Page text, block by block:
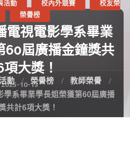
電視電影學系畢業
60屆廣播金鐘獎共
項大獎！
2025-10-13
活動 校內外競賽
校友榮
榮譽榜
動 榮譽榜
教師榮譽
學系畢業學長姐榮獲第60屆廣播
共計6項大獎！